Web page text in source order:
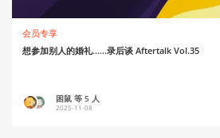
会员专享
想参加别人的婚礼……录后谈 Aftertalk Vol.35
困鼠 等 5 人
2025-11-08